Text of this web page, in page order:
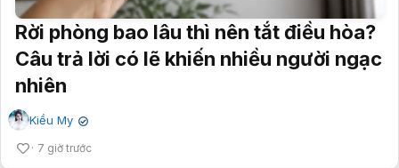
Rời phòng bao lâu thì nên tắt điều hòa?
Câu trả lời có lẽ khiến nhiều người ngạc
nhiên
Kiều My ✔
7 giờ trước